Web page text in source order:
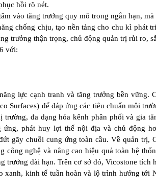
hồi rõ nét.
vào tăng trưởng quy mô trong ngắn hạn, mà
chống chịu, tạo nền tảng cho chu kì phát
trưởng thận trọng, chủ động quản trị rủi ro,
với:
lực cạnh tranh và tăng trưởng bền vững.
Surfaces) để đáp ứng các tiêu chuẩn môi
đa dạng hóa kênh phân phối và gia
ứng, phát huy lợi thế nội địa và chủ động
gãy chuỗi cung ứng toàn cầu. Về quản trị,
nghệ và nâng cao hiệu quả toàn hệ
trưởng dài hạn. Trên cơ sở đó, Vicostone tích
xanh, kinh tế tuần hoàn và lộ trình hướng tới